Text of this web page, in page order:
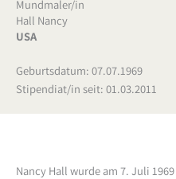
Mundmaler/in
Hall Nancy
USA
Geburtsdatum: 07.07.1969
Stipendiat/in seit: 01.03.2011
Nancy Hall wurde am 7. Juli